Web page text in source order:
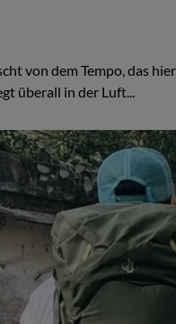
von dem Tempo, das
überall in der Luft...